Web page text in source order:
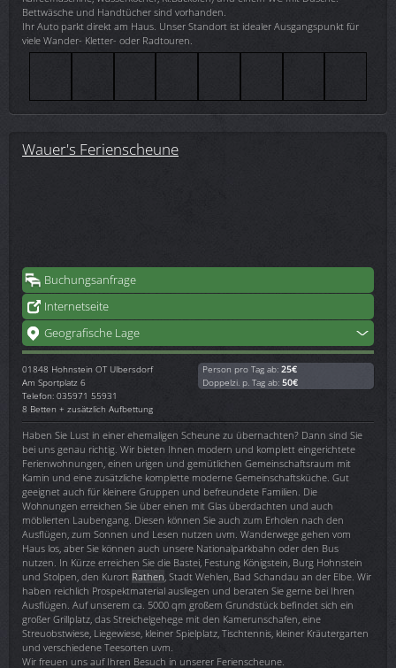
Bettwäsche und Handtücher sind vorhanden.
Ihr Auto parkt direkt am Haus. Unser Standort ist idealer Ausgangspunkt für
viele Wander- Kletter- oder Radtouren.
Wauer's Ferienscheune
Buchungsanfrage
Internetseite
Geografische Lage
01848 Hohnstein OT Ulbersdorf
Am Sportplatz 6
Telefon: 035971 55931
8 Betten + zusätzlich Aufbettung
Person pro Tag ab: 25€
Doppelzi. p. Tag ab: 50€
Haben Sie Lust in einer ehemaligen Scheune zu übernachten? Dann sind Sie
bei uns genau richtig. Wir bieten Ihnen modern und komplett eingerichtete
Ferienwohnungen, einen urigen und gemütlichen Gemeinschaftsraum mit
Kamin und eine zusätzliche komplette moderne Gemeinschaftsküche. Gut
geeignet auch für kleinere Gruppen und befreundete Familien. Die
Wohnungen erreichen Sie über einen mit Glas überdachten und auch
möblierten Laubengang. Diesen können Sie auch zum Erholen nach den
Ausflügen, zum Sonnen und Lesen nutzen uvm. Wanderwege gehen vom
Haus los, aber Sie können auch unsere Nationalparkbahn oder den Bus
nutzen. In Kürze erreichen Sie die Bastei, Festung Königstein, Burg Hohnstein
und Stolpen, den Kurort Rathen , Stadt Wehlen, Bad Schandau an der Elbe. Wir
haben reichlich Prospektmaterial ausliegen und beraten Sie gerne bei Ihren
Ausflügen. Auf unserem ca. 5000 qm großem Grundstück befindet sich ein
großer Grillplatz, das Streichelgehege mit den Kamerunschafen, eine
Streuobstwiese, Liegewiese, kleiner Spielplatz, Tischtennis, kleiner Kräutergarten
und verschiedene Teesorten uvm.
Wir freuen uns auf Ihren Besuch in unserer Ferienscheune.